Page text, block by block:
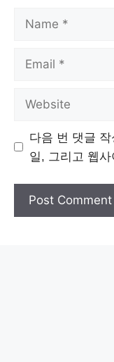
Name
Email
Website
다음 번 댓글
일, 그리고 웹